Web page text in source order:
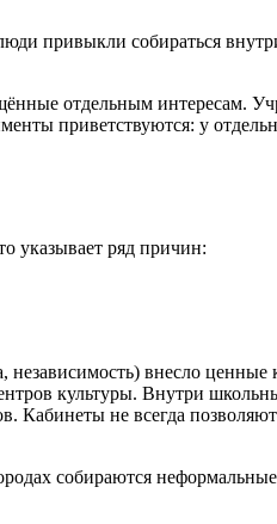
привыкли собираться
отдельным интересам.
приветствуются: у
указывает ряд причин:
внесло ценные
культуры. Внутри
Кабинеты не всегда
собираются